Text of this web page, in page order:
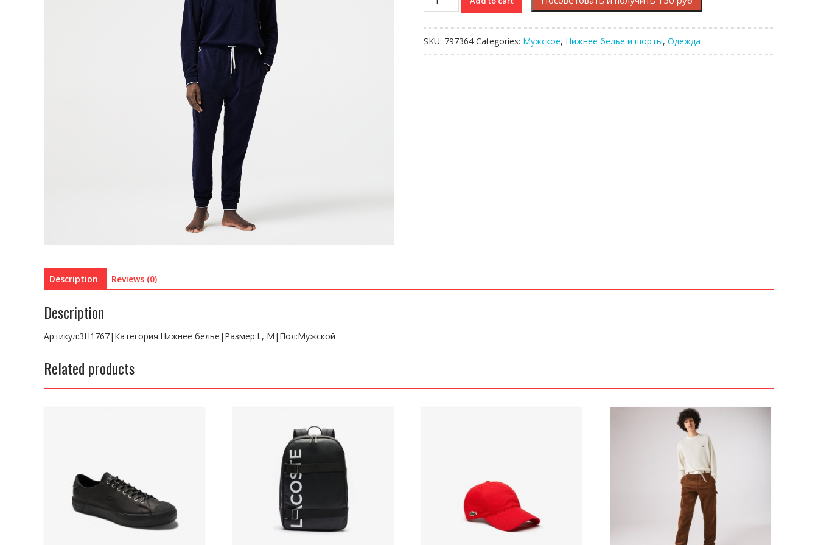
белье
SKU: 797364 Categories: Мужское, Нижнее белье и шорты, Одежда
Description Reviews (0)
Description
Артикул:3H1767|Категория:Нижнее белье|Размер:L, M|Пол:Мужской
Related products